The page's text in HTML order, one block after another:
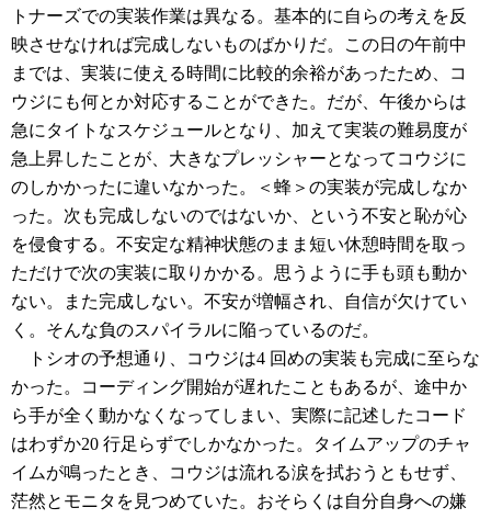
トナーズでの実装作業は異なる。基本的に自らの考えを反
映させなければ完成しないものばかりだ。この日の午前中
までは、実装に使える時間に比較的余裕があったため、コ
ウジにも何とか対応することができた。だが、午後からは
急にタイトなスケジュールとなり、加えて実装の難易度が
急上昇したことが、大きなプレッシャーとなってコウジに
のしかかったに違いなかった。＜蜂＞の実装が完成しなか
った。次も完成しないのではないか、という不安と恥が心
を侵食する。不安定な精神状態のまま短い休憩時間を取っ
ただけで次の実装に取りかかる。思うように手も頭も動か
ない。また完成しない。不安が増幅され、自信が欠けてい
く。そんな負のスパイラルに陥っているのだ。
トシオの予想通り、コウジは4 回めの実装も完成に至らな
かった。コーディング開始が遅れたこともあるが、途中か
ら手が全く動かなくなってしまい、実際に記述したコード
はわずか20 行足らずでしかなかった。タイムアップのチャ
イムが鳴ったとき、コウジは流れる涙を拭おうともせず、
茫然とモニタを見つめていた。おそらくは自分自身への嫌